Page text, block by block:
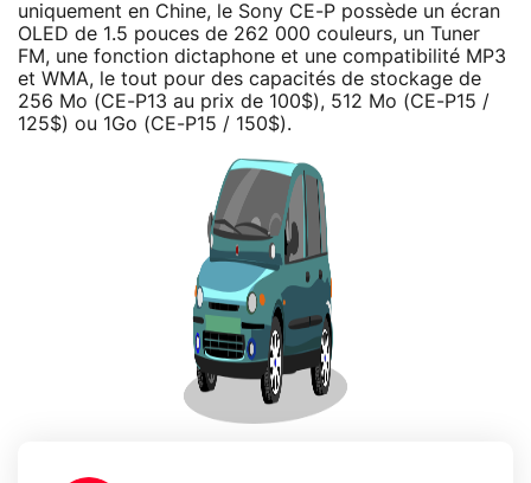
uniquement en Chine, le Sony CE-P possède un écran
OLED de 1.5 pouces de 262 000 couleurs, un Tuner
FM, une fonction dictaphone et une compatibilité MP3
et WMA, le tout pour des capacités de stockage de
256 Mo (CE-P13 au prix de 100$), 512 Mo (CE-P15 /
125$) ou 1Go (CE-P15 / 150$).